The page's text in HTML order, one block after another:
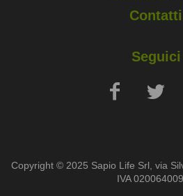
Contatti
Seguici
Copyright © 2025 Sapio Life Srl, via
IVA